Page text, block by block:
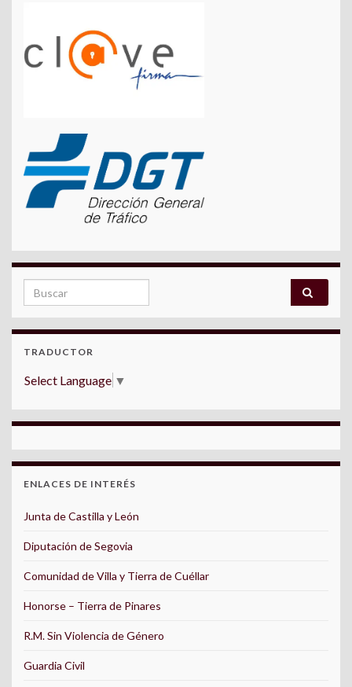
Search for:
TRADUCTOR
Select Language ▼
ENLACES DE INTERÉS
Junta de Castilla y León
Diputación de Segovia
Comunidad de Villa y Tierra de Cuéllar
Honorse – Tierra de Pinares
R.M. Sin Violencia de Género
Guardia Civil